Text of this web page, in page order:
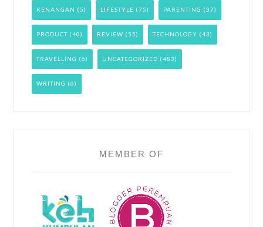
KENANGAN (5) LIFESTYLE (75) PARENTING (37)
PRODUCT(40) REVIEW (55) TECHNOLOGY (43)
TRAVELLING (6) UNCATEGORIZED (483)
WRITING (6)
MEMBER OF